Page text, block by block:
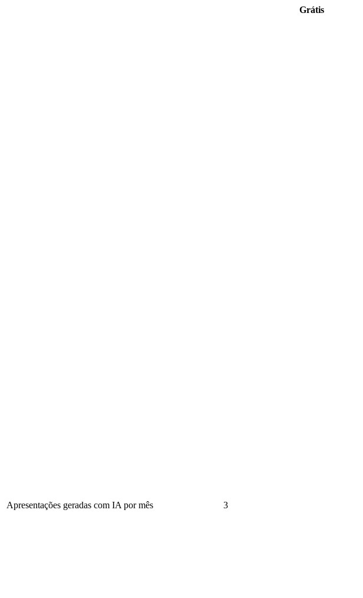
Grátis
Apresentações geradas com IA por mês 3